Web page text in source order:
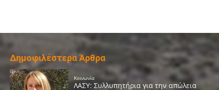
Δημοφιλέστερα Άρθρα